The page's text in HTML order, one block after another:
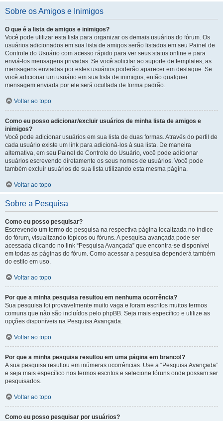
Sobre os Amigos e Inimigos
O que é a lista de amigos e inimigos?
Você pode utilizar esta lista para organizar os demais usuários do fórum. Os
usuários adicionados em sua lista de amigos serão listados em seu Painel de
Controle do Usuário com acesso rápido para ver seus status online e para
enviá-los mensagens privadas. Se você solicitar ao suporte de templates, as
mensagens enviadas por estes usuários poderão aparecer em destaque. Se
você adicionar um usuário em sua lista de inimigos, então qualquer
mensagem enviada por ele será ocultada de forma padrão.
Voltar ao topo
Como eu posso adicionar/excluir usuários de minha lista de amigos e
inimigos?
Você pode adicionar usuários em sua lista de duas formas. Através do perfil de
cada usuário existe um link para adicioná-los à sua lista. De maneira
alternativa, em seu Painel de Controle do Usuário, você pode adicionar
usuários escrevendo diretamente os seus nomes de usuários. Você pode
também excluir usuários de sua lista utilizando esta mesma página.
Voltar ao topo
Sobre a Pesquisa
Como eu posso pesquisar?
Escrevendo um termo de pesquisa na respectiva página localizada no índice
do fórum, visualizando tópicos ou fóruns. A pesquisa avançada pode ser
acessada clicando no link “Pesquisa Avançada” que encontra-se disponível
em todas as páginas do fórum. Como acessar a pesquisa dependerá também
do estilo em uso.
Voltar ao topo
Por que a minha pesquisa resultou em nenhuma ocorrência?
Sua pesquisa foi provavelmente muito vaga e foram escritos muitos termos
comuns que não são incluídos pelo phpBB. Seja mais específico e utilize as
opções disponíveis na Pesquisa Avançada.
Voltar ao topo
Por que a minha pesquisa resultou em uma página em branco!?
A sua pesquisa resultou em inúmeras ocorrências. Use a “Pesquisa Avançada”
e seja mais específico nos termos escritos e selecione fóruns onde possam ser
pesquisados.
Voltar ao topo
Como eu posso pesquisar por usuários?